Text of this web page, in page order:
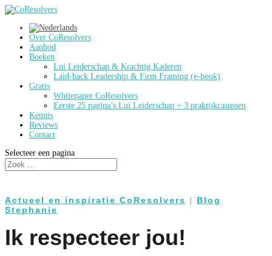
Over CoResolvers
Aanbod
Boeken
Lui Leiderschap & Krachtig Kaderen
Laid-back Leadership & Firm Framing (e-book)
Gratis
Whitepaper CoResolvers
Eerste 25 pagina’s Lui Leiderschap + 3 praktijkcasussen
Kennis
Reviews
Contact
Selecteer een pagina
Actueel en inspiratie CoResolvers | Blog
Stephanie
Ik respecteer jou!